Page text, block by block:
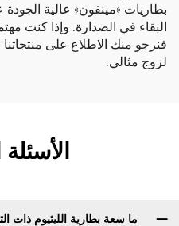
بطاريات «مينفون» عالية
البقاء في الصدارة. وإذا كنت
فنرجو منك الاطلاع على منتجاتنا
لزوج مثالي.
ما سعة بطارية الليثيوم ذات التيار ١٠٠ أمبير